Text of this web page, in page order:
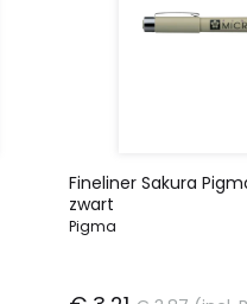
Fineliner Sakura
zwart
Pigma